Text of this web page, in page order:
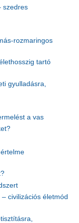
szedres
rozmaringos
tartó
gyulladásra,
a vas
civilizációs életmód